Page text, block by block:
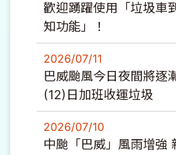
歡迎踴躍使用「垃圾車
知功能」！
2026/07/11
巴威颱風今日夜間將逐
(12)日加班收運垃圾
2026/07/10
中颱「巴威」風雨增強